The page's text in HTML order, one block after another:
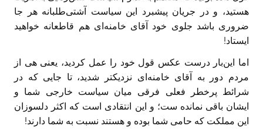
هستید، و در جریان پیشبرد این سیاست آشتی‌طلبانه هر جا
ضروری باشد جلوی خود آقای خامنه‌ای هم قاطعانه خواهید
ایستاد!‏
اما این‌بار درست عکس قول خود را عمل کردید، یعنی هی از
مردم دور به آقای خامنه‌ای نزدیکتر شدید، تا جایی که در
شرائط پرخطر فعلی فرقی میان سیاست خارجی شما و
ایشان باقی نمانده ست؛ و این انتقادی است که اکثر دلسوزان
این مملکت که حامی شما بوده و هستند نسبت به شما دارند!‏